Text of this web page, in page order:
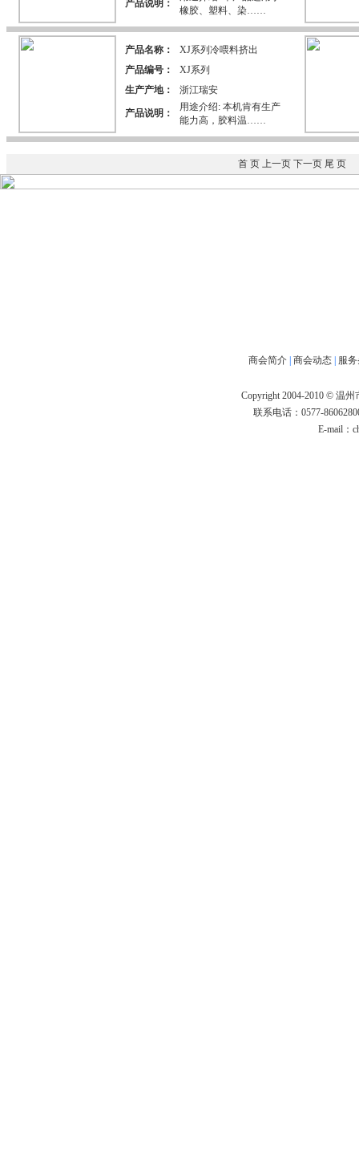
产品说明：
橡胶、塑料、染……
产品名称：
XJ系列冷喂料挤出
产品编号：
XJ系列
生产产地：
浙江瑞安
产品说明：
用途介绍: 本机肯有生产
能力高，胶料温……
首 页 上一页 下一页 尾 页
商会简介| 商会动态| 服
Copyright 2004-2010 © 温
联系电话：0577-
E-mail：